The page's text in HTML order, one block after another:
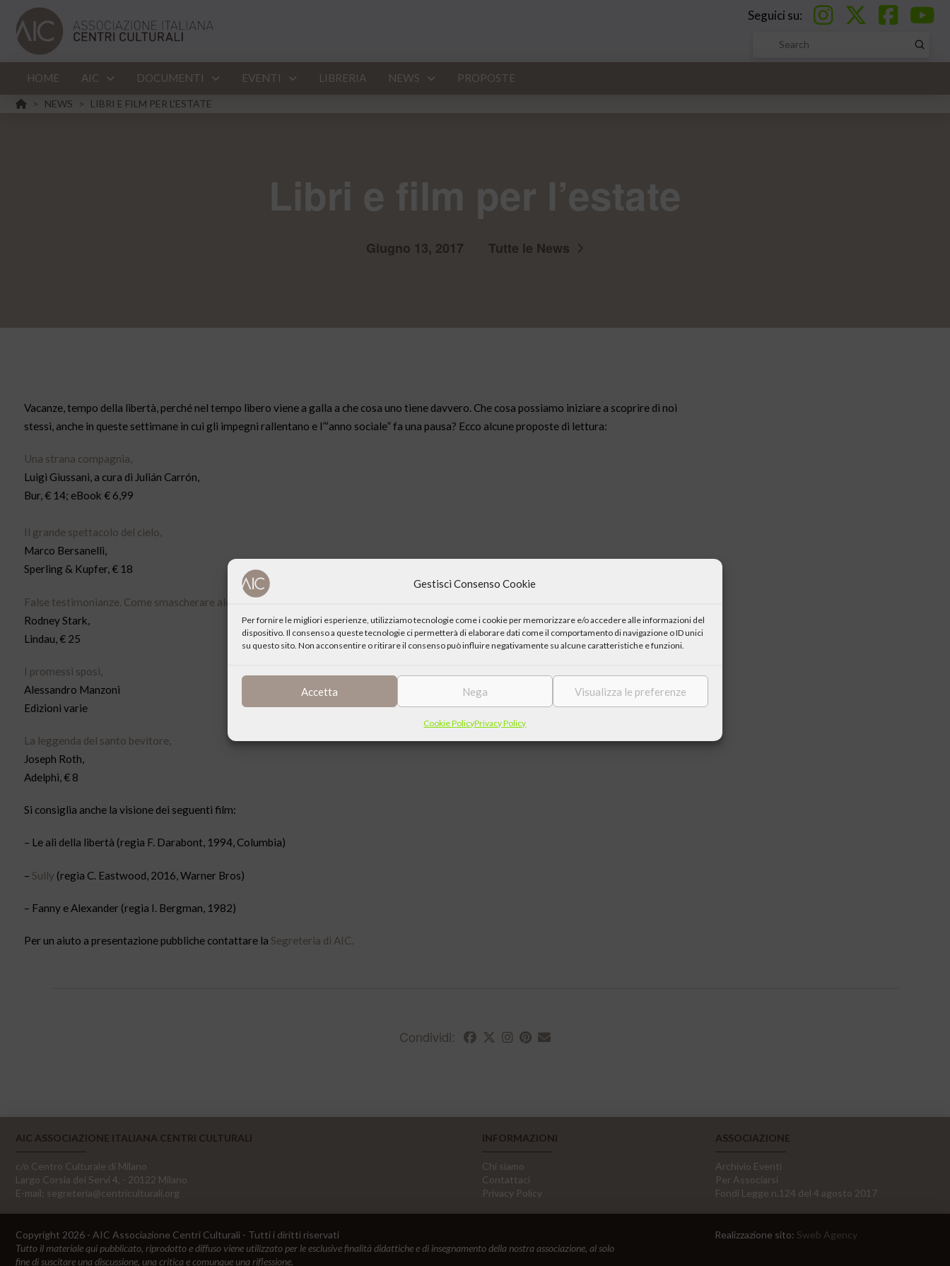
Gestisci Consenso Cookie
Per fornire le migliori esperienze, utilizziamo tecnologie come i cookie per memorizzare e/o accedere alle informazioni del
dispositivo. Il consenso a queste tecnologie ci permetterà di elaborare dati come il comportamento di navigazione o ID unici
su questo sito. Non acconsentire o ritirare il consenso può influire negativamente su alcune caratteristiche e funzioni.
Accetta Nega Visualizza le preferenze
Cookie PolicyPrivacy Policy
Seguici su:
Search
Submit
HOME AIC DOCUMENTI EVENTI LIBRERIA NEWS PROPOSTE
HOME
> NEWS > LIBRI E FILM PER L'ESTATE
Giugno 13, 2017 Tutte le News
Vacanze, tempo della libertà, perché nel tempo libero viene a galla a che cosa uno tiene davvero. Che cosa possiamo iniziare a scoprire di noi
stessi, anche in queste settimane in cui gli impegni rallentano e l’“anno sociale” fa una pausa? Ecco alcune proposte di lettura:
Una strana compagnia,
Luigi Giussani, a cura di Julián Carrón,
Bur, € 14; eBook € 6,99
Il grande spettacolo del cielo,
Marco Bersanelli,
Sperling & Kupfer, € 18
False testimonianze. Come smascherare alcuni secoli di storia anticattolica,
Rodney Stark,
Lindau, € 25
I promessi sposi,
Alessandro Manzoni
Edizioni varie
La leggenda del santo bevitore,
Joseph Roth,
Adelphi, € 8
Si consiglia anche la visione dei seguenti film:
– Le ali della libertà (regia F. Darabont, 1994, Columbia)
– Sully (regia C. Eastwood, 2016, Warner Bros)
– Fanny e Alexander (regia I. Bergman, 1982)
Per un aiuto a presentazione pubbliche contattare la Segreteria di AIC.
Condividi:
AIC ASSOCIAZIONE ITALIANA CENTRI CULTURALI
c/o Centro Culturale di Milano
Largo Corsia dei Servi 4, - 20122 Milano
E-mail: segreteria@centriculturali.org
INFORMAZIONI
Chi siamo
Contattaci
Privacy Policy
ASSOCIAZIONE
Archivio Eventi
Per Associarsi
Fondi Legge n.124 del 4 agosto 2017
Copyright 2026 - AIC Associazione Centri Culturali - Tutti i diritti riservati
Tutto il materiale qui pubblicato, riprodotto e diffuso viene utilizzato per le esclusive finalità didattiche e di insegnamento della nostra associazione, al solo
fine di suscitare una discussione, una critica e comunque una riflessione.
Realizzazione sito: Sweb Agency